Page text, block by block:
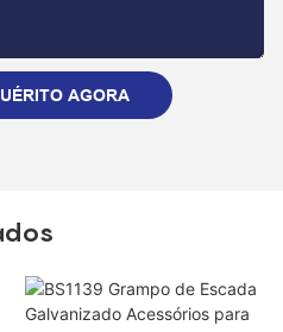
AGORA